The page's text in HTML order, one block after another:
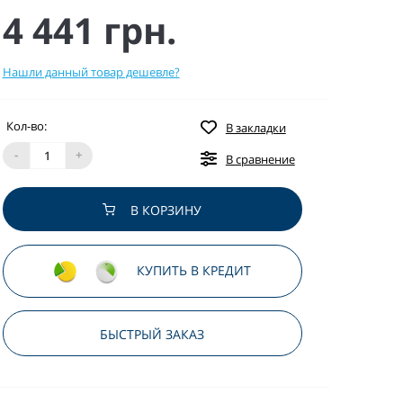
4 441 грн.
Нашли данный товар дешевле?
Кол-во:
-
+
В закладки
В сравнение
В КОРЗИНУ
КУПИТЬ В КРЕДИТ
БЫСТРЫЙ ЗАКАЗ